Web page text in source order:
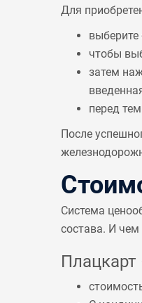
Для
чтобы
затем
перед
После
Система
состава. И